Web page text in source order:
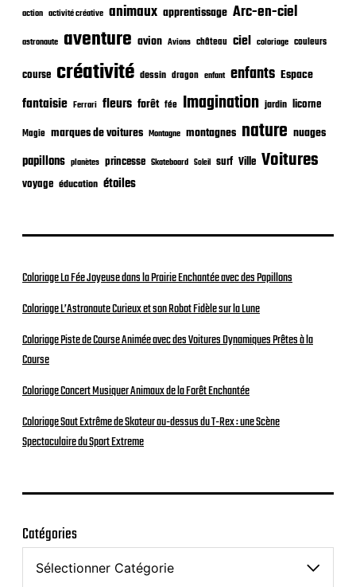
u
b
l
c
a
t
o
action activité créative animaux apprentissage Arc-en-ciel
astronaute aventure avion Avions château ciel coloriage couleurs
course créativité dessin dragon enfant enfants Espace
fantaisie Ferrari fleurs forêt fée Imagination jardin licorne
Magie marques de voitures Montagne montagnes nature nuages
papillons planètes princesse Skateboard Soleil surf Ville Voitures
voyage éducation étoiles
Coloriage La Fée Joyeuse dans la Prairie Enchantée avec des Papillons
Coloriage L’Astronaute Curieux et son Robot Fidèle sur la Lune
Coloriage Piste de Course Animée avec des Voitures Dynamiques Prêtes à la
Course
Coloriage Concert Musiquer Animaux de la Forêt Enchantée
Coloriage Saut Extrême de Skateur au-dessus du T-Rex : une Scène
Spectaculaire du Sport Extreme
Catégories